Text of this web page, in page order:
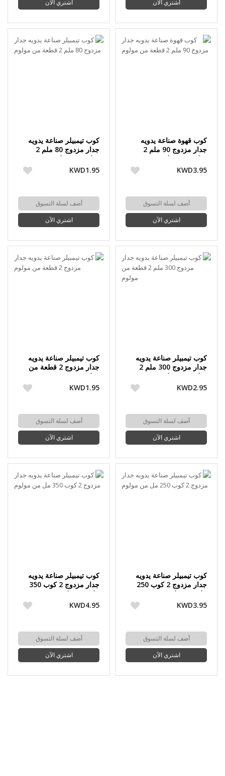
اشتري الآن اشتري الآن
كوب قهوة صناعة يدويه
جدار مزدوج 90 ملم 2
قطعة من مولوم
KWD3.95
أضف لسلة التسوق
اشتري الآن
كوب تيمبيلر صناعة يدويه
جدار مزدوج 80 ملم 2
قطعة من مولوم
KWD1.95
أضف لسلة التسوق
اشتري الآن
كوب تيمبيلر صناعة يدويه
جدار مزدوج 300 ملم 2
قطعة من مولوم
KWD2.95
أضف لسلة التسوق
اشتري الآن
كوب تيمبيلر صناعة يدويه
جدار مزدوج 2 قطعة من
مولوم
KWD1.95
أضف لسلة التسوق
اشتري الآن
كوب تيمبيلر صناعة يدويه
جدار مزدوج 2 كوب 250
مل من مولوم
KWD3.95
أضف لسلة التسوق
اشتري الآن
كوب تيمبيلر صناعة يدويه
جدار مزدوج 2 كوب 350
مل من مولوم
KWD4.95
أضف لسلة التسوق
اشتري الآن